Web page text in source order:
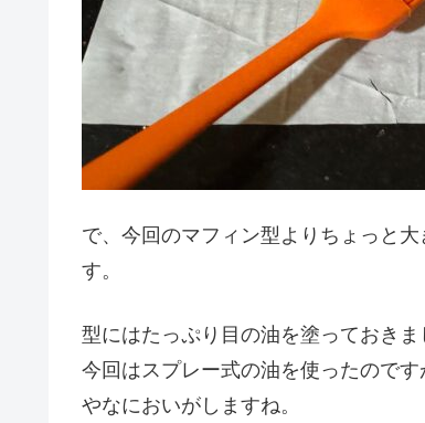
で、今回のマフィン型よりちょっと
す。
型にはたっぷり目の油を塗っておきま
今回はスプレー式の油を使ったので
やなにおいがしますね。